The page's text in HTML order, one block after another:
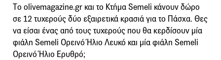
Τo olivemagazine.gr και το Κτήμα Semeli κάνουν δώρο
σε 12 τυχερούς δύο εξαιρετικά κρασιά για το Πάσχα. Θες
να είσαι ένας από τους τυχερούς που θα κερδίσουν μία
φιάλη Semeli Ορεινό Ήλιο Λευκό και μία φιάλη Semeli
Ορεινό Ήλιο Ερυθρό;